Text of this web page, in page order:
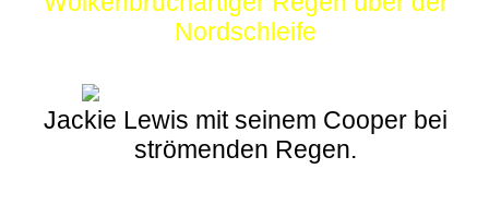
Nordschleife
Jackie Lewis mit seinem Cooper bei
strömenden Regen.